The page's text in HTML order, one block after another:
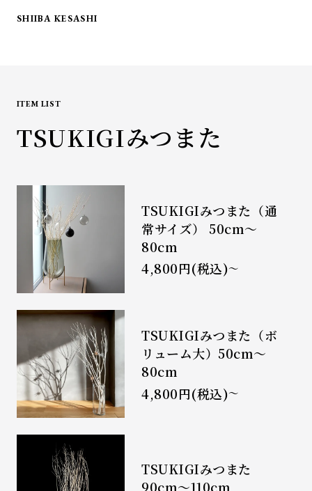
SHIIBA KESASHI
ITEM LIST
TSUKIGIみつまた
TSUKIGIみつまた（通
常サイズ） 50cm～
80cm
4,800円(税込)〜
TSUKIGIみつまた（ボ
リューム大）50cm～
80cm
4,800円(税込)〜
TSUKIGIみつまた
90cm～110cm